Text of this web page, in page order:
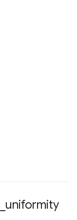
uniformity